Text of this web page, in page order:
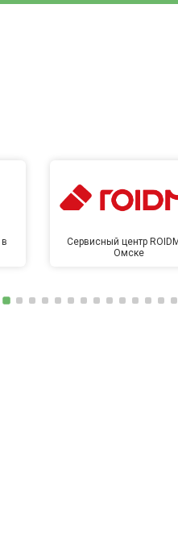
Сервисный центр
Омске